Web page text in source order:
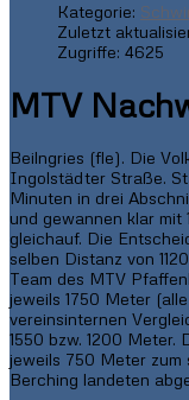
Kategorie:
Zuletzt
Zugriffe: 4625
MTV
Beilngries (fle). Die
Ingolstädter Straße.
Minuten in drei
und gewannen klar
gleichauf. Die
selben Distanz von
Team des MTV
jeweils 1750 Meter
vereinsinternen
1550 bzw. 1200
jeweils 750 Meter
Berching landeten